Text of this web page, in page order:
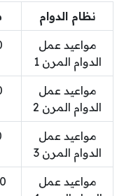
نظام الدوام
مواعيد عمل
الدوام المرن 1
مواعيد عمل
الدوام المرن 2
مواعيد عمل
الدوام المرن 3
مواعيد عمل